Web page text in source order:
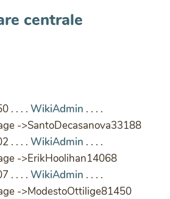
centrale
. . . . WikiAdmin . . . .
->SantoDecasanova33188
. . . . WikiAdmin . . . .
->ErikHoolihan14068
. . . . WikiAdmin . . . .
->ModestoOttilige81450